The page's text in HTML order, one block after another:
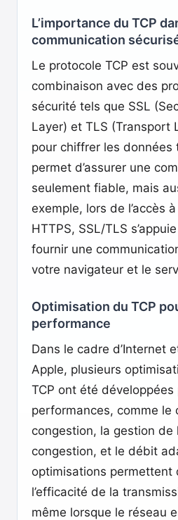
L’importance du TCP
communication
Le protocole TCP est
combinaison avec des
sécurité tels que SSL
Layer) et TLS (Transport
pour chiffrer les données
permet d’assurer une
seulement fiable, mais
exemple, lors de l’accès
HTTPS, SSL/TLS
fournir une
votre navigateur et le
Optimisation du TCP
performance
Dans le cadre d’Internet
Apple, plusieurs
TCP ont été
performances, comme le
congestion, la gestion de
congestion, et le débit
optimisations permettent
l’efficacité de la
même lorsque le réseau